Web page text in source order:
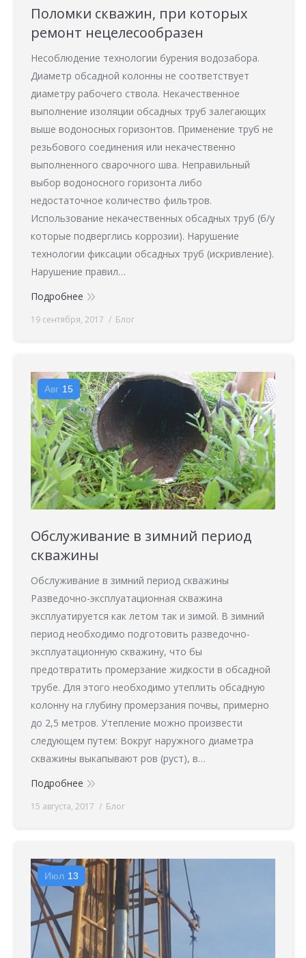
Поломки скважин, при которых
ремонт нецелесообразен
Несоблюдение технологии бурения водозабора.
Диаметр обсадной колонны не соответствует
диаметру рабочего ствола. Некачественное
выполнение изоляции обсадных труб залегающих
выше водоносных горизонтов. Применение труб не
резьбового соединения или некачественно
выполненного сварочного шва. Неправильный
выбор водоносного горизонта либо
недостаточное количество фильтров.
Использование некачественных обсадных труб (б/у
которые подверглись коррозии). Нарушение
технологии фиксации обсадных труб (искривление).
Нарушение правил…
Подробнее
19 сентября, 2017 Блог
Авг 15
Обслуживание в зимний период
скважины
Обслуживание в зимний период скважины
Разведочно-эксплуатационная скважина
эксплуатируется как летом так и зимой. В зимний
период необходимо подготовить разведочно-
эксплуатационную скважину, что бы
предотвратить промерзание жидкости в обсадной
трубе. Для этого необходимо утеплить обсадную
колонну на глубину промерзания почвы, примерно
до 2,5 метров. Утепление можно произвести
следующем путем: Вокруг наружного диаметра
скважины выкапывают ров (руст), в…
Подробнее
15 августа, 2017 Блог
Июл 13